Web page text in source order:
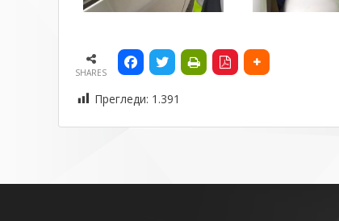
SHARES
Прегледи: 1.391